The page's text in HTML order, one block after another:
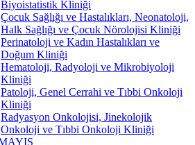
Biyoistatistik Kliniği
Çocuk Sağlığı ve Hastalıkları, Neonatoloji,
Halk Sağlığı ve Çocuk Nörolojisi Kliniği
Perinatoloji ve Kadın Hastalıkları ve
Doğum Kliniği
Hematoloji, Radyoloji ve Mikrobiyoloji
Kliniği
Patoloji, Genel Cerrahi ve Tıbbi Onkoloji
Kliniği
Radyasyon Onkolojisi, Jinekolojik
Onkoloji ve Tıbbi Onkoloji Kliniği